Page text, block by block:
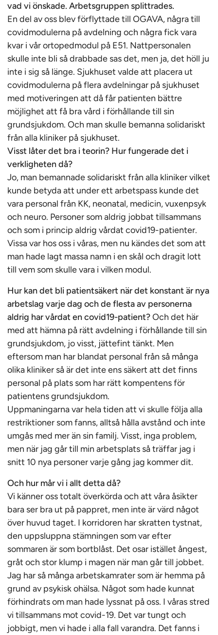
vad vi önskade. Arbetsgruppen splittrades.
En del av oss blev förflyttade till OGAVA, några till
covidmodulerna på avdelning och några fick vara
kvar i vår ortopedmodul på E51. Nattpersonalen
skulle inte bli så drabbade sas det, men ja, det höll ju
inte i sig så länge. Sjukhuset valde att placera ut
covidmodulerna på flera avdelningar på sjukhuset
med motiveringen att då får patienten bättre
möjlighet att få bra vård i förhållande till sin
grundsjukdom. Och man skulle bemanna solidariskt
från alla kliniker på sjukhuset.
Visst låter det bra i teorin? Hur fungerade det i
verkligheten då?
Jo, man bemannade solidariskt från alla kliniker vilket
kunde betyda att under ett arbetspass kunde det
vara personal från KK, neonatal, medicin, vuxenpsyk
och neuro. Personer som aldrig jobbat tillsammans
och som i princip aldrig vårdat covid19-patienter.
Vissa var hos oss i våras, men nu kändes det som att
man hade lagt massa namn i en skål och dragit lott
till vem som skulle vara i vilken modul.
Hur kan det bli patientsäkert när det konstant är nya
arbetslag varje dag och de flesta av personerna
aldrig har vårdat en covid19-patient?Och det här
med att hämna på rätt avdelning i förhållande till sin
grundsjukdom, jo visst, jättefint tänkt. Men
eftersom man har blandat personal från så många
olika kliniker så är det inte ens säkert att det finns
personal på plats som har rätt kompentens för
patientens grundsjukdom.
Uppmaningarna var hela tiden att vi skulle följa alla
restriktioner som fanns, alltså hålla avstånd och inte
umgås med mer än sin familj. Visst, inga problem,
men när jag går till min arbetsplats så träffar jag i
snitt 10 nya personer varje gång jag kommer dit.
Och hur mår vi i allt detta då?
Vi känner oss totalt överkörda och att våra åsikter
bara ser bra ut på pappret, men inte är värd något
över huvud taget. I korridoren har skratten tystnat,
den uppsluppna stämningen som var efter
sommaren är som bortblåst. Det osar istället ångest,
gråt och stor klump i magen när man går till jobbet.
Jag har så många arbetskamrater som är hemma på
grund av psykisk ohälsa. Något som hade kunnat
förhindrats om man hade lyssnat på oss. I våras stred
vi tillsammans mot covid-19. Det var tungt och
jobbigt, men vi hade i alla fall varandra. Det fanns i